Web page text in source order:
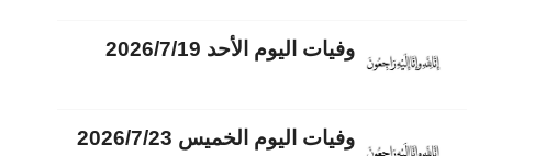
وفيات اليوم الأحد 2026/7/19
وفيات اليوم الخميس 2026/7/23